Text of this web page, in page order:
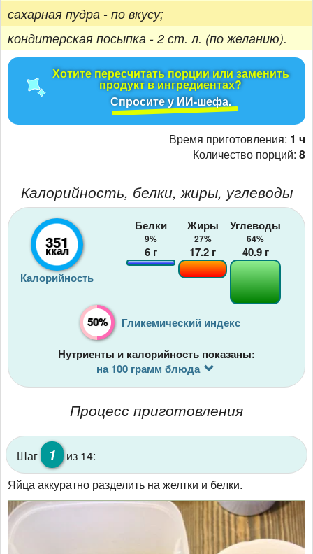
сахарная пудра - по вкусу;
кондитерская посыпка - 2 ст. л. (по желанию).
Хотите пересчитать порции или заменить
продукт в ингредиентах?
Спросите у ИИ-шефа.
Время приготовления: 1 ч
Количество порций: 8
Калорийность, белки, жиры, углеводы
351
ккал
Калорийность
Белки
9%
6 г
Жиры
27%
17.2 г
Углеводы
64%
40.9г
50% Гликемический индекс
Нутриенты и калорийность показаны:
на 100 грамм блюда
Процесс приготовления
Шаг 1
из 14:
Яйца аккуратно разделить на желтки и белки.